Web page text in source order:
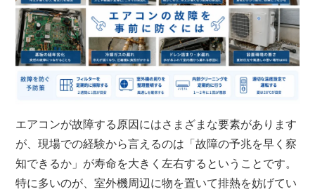
エアコンが故障する原因にはさまざまな要素があります
が、現場での経験から言えるのは「故障の予兆を早く察
知できるか」が寿命を大きく左右するということです。
特に多いのが、室外機周辺に物を置いて排熱を妨げてい